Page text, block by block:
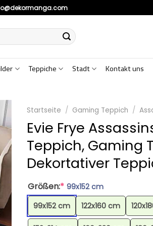
Teppiche Stadt Kontakt uns
Startseite / Gaming Teppich /
Evie Frye
Teppich, Gaming
Dekortativer
Größen:* 99x152 cm
99x152 cm
122x160 cm